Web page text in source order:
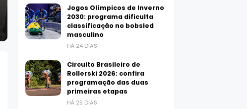
Jogos Olímpicos de Inverno
2030: programa dificulta
classificação no bobsled
masculino
HÁ 24 DIAS
Circuito Brasileiro de
Rollerski 2026: confira
programação das duas
primeiras etapas
HÁ 25 DIAS